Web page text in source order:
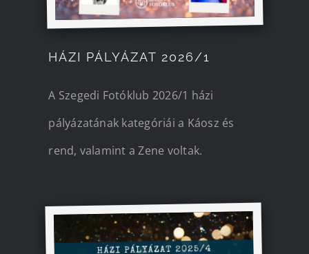
HÁZI PÁLYÁZAT 2026/1
A Szegedi Fotóklub 2026/1 házi
pályázatának kategóriái a Káosz és
rend, valamint a Zene voltak.